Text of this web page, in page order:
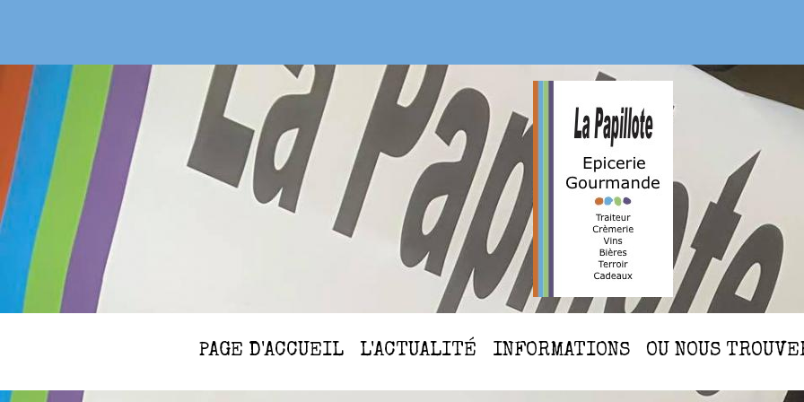
PAGE D'ACCUEIL L'ACTUALITÉ INFORMATIONS OU NOUS